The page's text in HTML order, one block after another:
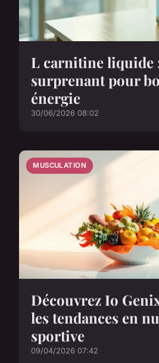
L carnitine liquide
surprenant pour
énergie
30/06/2026 08:02
MUSCULATION
Découvrez Io
les tendances en
sportive
09/04/2026 07:42